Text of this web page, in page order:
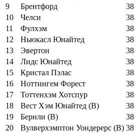
9
Брентфорд 38
10
Челси 38
11
Фулхэм 38
12
Ньюкасл Юнайтед 38
13
Эвертон 38
14
Лидс Юнайтед 38
15
Кристал Пэлас 38
16
Ноттингем Форест 38
17
Тоттенхэм Хотспур 38
18
Вест Хэм Юнайтед (В) 38
19
Бернли (В) 38
20
Вулверхэмптон Уондерерс (В) 38